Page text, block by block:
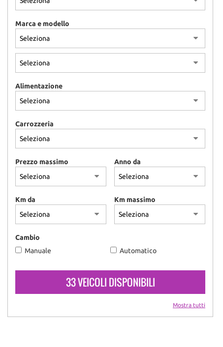
Marca e modello
Alimentazione
Carrozzeria
Prezzo massimo Anno da
Km da Km massimo
Cambio
Manuale
Automatico
33 VEICOLI DISPONIBILI
Mostra tutti